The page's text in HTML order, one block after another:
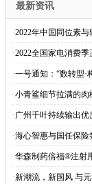
最新资讯
·2022年中国同位素
·2022全国家电消费
·一号通知：“数转型·
·小青鲨细节拉满的肉
·广州千叶持续输出
·海心智惠与国任保险
·华森制药倍福®注射
·新潮流，新国风 与